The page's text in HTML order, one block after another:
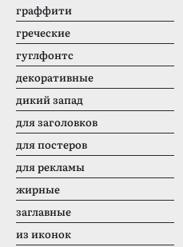
граффити
греческие
гуглфонтс
декоративные
дикий запад
для заголовков
для постеров
для рекламы
жирные
заглавные
из иконок